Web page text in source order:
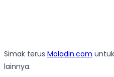
Simak terus Moladin.com
lainnya.